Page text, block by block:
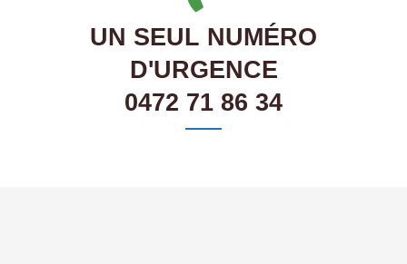
UN SEUL NUMÉRO
D'URGENCE
0472 71 86 34